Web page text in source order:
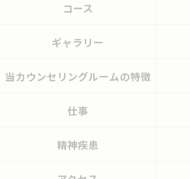
コース
ギャラリー
当カウンセリングルームの特徴
仕事
精神疾患